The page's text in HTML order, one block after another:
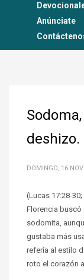
Anúnciate
deshizo.
DOMINGO, 16
(Lucas 17:28-
Florencia buscó
sodomita,
gustaba más
refería al estilo
roto el corazón